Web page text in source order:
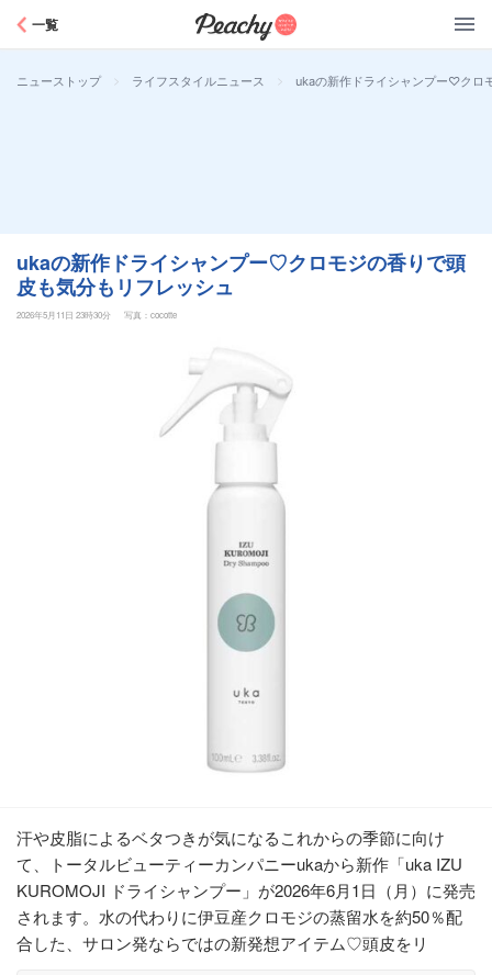
一覧
ニューストップ > ライフスタイルニュース > ukaの新作ドライシャンプー♡クロ
ukaの新作ドライシャンプー♡クロモジの香りで頭
皮も気分もリフレッシュ
2026年5月11日 23時30分 写真：cocotte
汗や皮脂によるベタつきが気になるこれからの季節に向け
て、トータルビューティーカンパニーukaから新作「uka IZU
KUROMOJI ドライシャンプー」が2026年6月1日（月）に発売
されます。水の代わりに伊豆産クロモジの蒸留水を約50％配
合した、サロン発ならではの新発想アイテム♡頭皮をリ